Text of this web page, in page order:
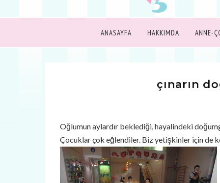
ANASAYFA HAKKIMDA ANNE-
çınarın
Oğlumun aylardır beklediği, hayalindeki
Çocuklar çok eğlendiler. Biz yetişkinler için de